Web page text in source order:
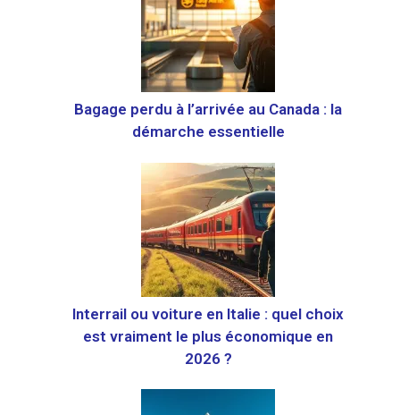
Bagage perdu à l’arrivée au Canada : la
démarche essentielle
Interrail ou voiture en Italie : quel choix
est vraiment le plus économique en
2026 ?